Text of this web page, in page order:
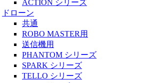
ACTION シリーズ
ドローン
共通
ROBO MASTER用
送信機用
PHANTOM シリーズ
SPARK シリーズ
TELLO シリーズ